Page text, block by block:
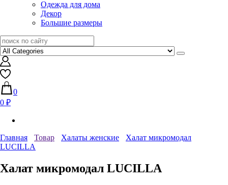
Одежда для дома
Декор
Большие размеры
0
0 ₽
Главная Товар Халаты женские
Халат микромодал
LUCILLA
Халат микромодал LUCILLA